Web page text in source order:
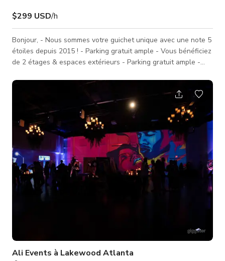
$299 USD/h
Bonjour, - Nous sommes votre guichet unique avec une note 5
étoiles depuis 2015 ! - Parking gratuit ample - Vous bénéficiez
de 2 étages & espaces extérieurs - Parking gratuit ample -
demandez à notre équipe de tout gérer pour vous. - Consultez
les tarifs sur tagocenter.com - Envoyez-nous un SMS pour une
réponse plus rapide au (678) 768-3717
Ali Events à Lakewood Atlanta